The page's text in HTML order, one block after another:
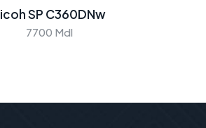
SP C360DNw
7700 Mdl